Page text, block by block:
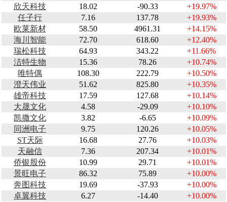
欣天科技
18.02 -90.33
+19.97%
任子行
7.16 137.78
+19.93%
欧莱新材
58.50 4961.31
+14.15%
海川智能
72.70 618.60
+12.40%
瑞松科技
64.93 343.22
+11.66%
洁特生物
15.36 78.26
+10.74%
唯特偶
108.30 222.79
+10.50%
澄天伟业
51.62 825.80
+10.35%
雄帝科技
17.59 127.68
+10.14%
大晟文化
4.58 -29.09
+10.10%
凯撒文化
3.82 -6.65
+10.09%
同洲电子
9.75 120.26
+10.05%
ST天际
16.68 27.76
+10.03%
天融信
7.36 207.34
+10.01%
侨银股份
10.99 29.71
+10.01%
景旺电子
86.32 75.89
+10.00%
奔图科技
19.69 -37.93
+10.00%
卓翼科技
6.27 -14.40
+10.00%